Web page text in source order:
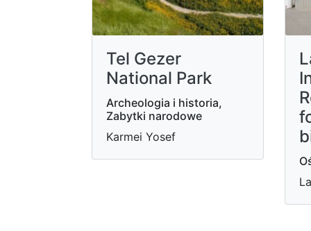
Tel Gezer
National Park
Archeologia i historia,
Zabytki narodowe
Karmei Yosef